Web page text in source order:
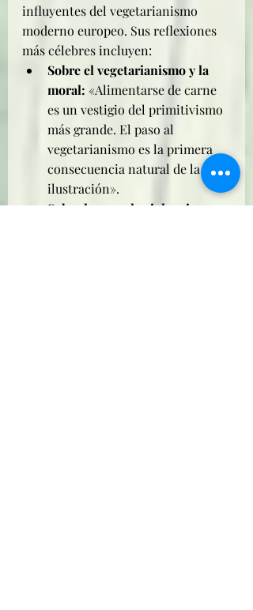
influyentes del vegetarianismo
moderno europeo. Sus reflexiones
más célebres incluyen:
Sobre el vegetarianismo y la
moral: «Alimentarse de carne
es un vestigio del primitivismo
más grande. El paso al
vegetarianismo es la primera
consecuencia natural de la
ilustración».
Sobre la paz y la violencia: